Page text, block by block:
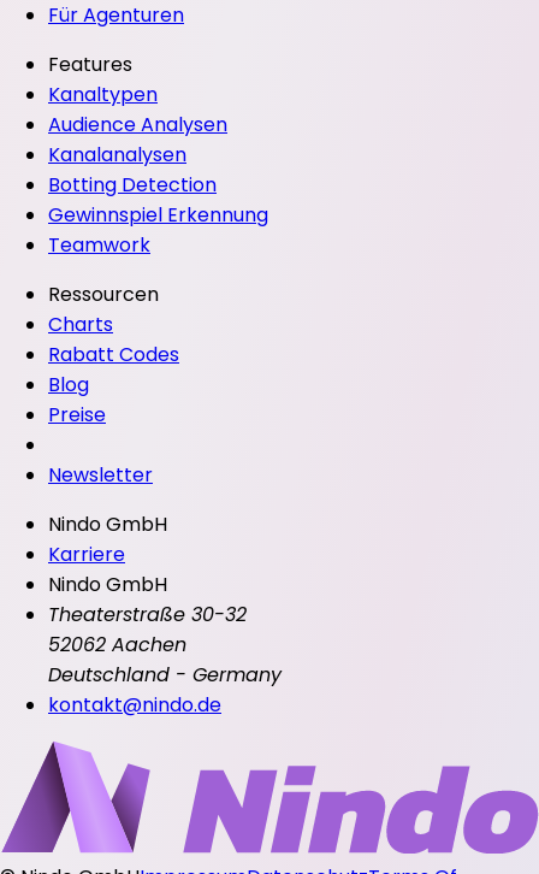
Für Agenturen
Features
Kanaltypen
Audience Analysen
Kanalanalysen
Botting Detection
Gewinnspiel Erkennung
Teamwork
Ressourcen
Charts
Rabatt Codes
Blog
Preise
Newsletter
Nindo GmbH
Karriere
Nindo GmbH
Theaterstraße 30-32
52062 Aachen
Deutschland - Germany
kontakt@nindo.de